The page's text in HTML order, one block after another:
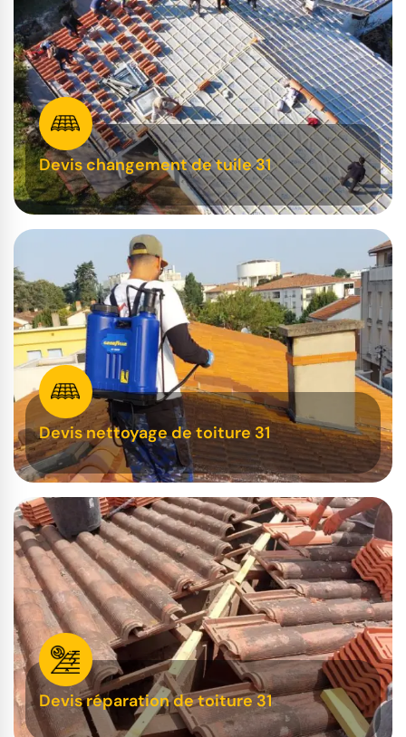
Devis changement de tuile 31
Devis nettoyage de toiture 31
Devis réparation de toiture 31